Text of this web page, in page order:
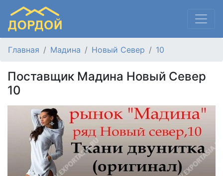
Главная Мадина Новый Север 10
Поставщик Мадина Новый Север
10